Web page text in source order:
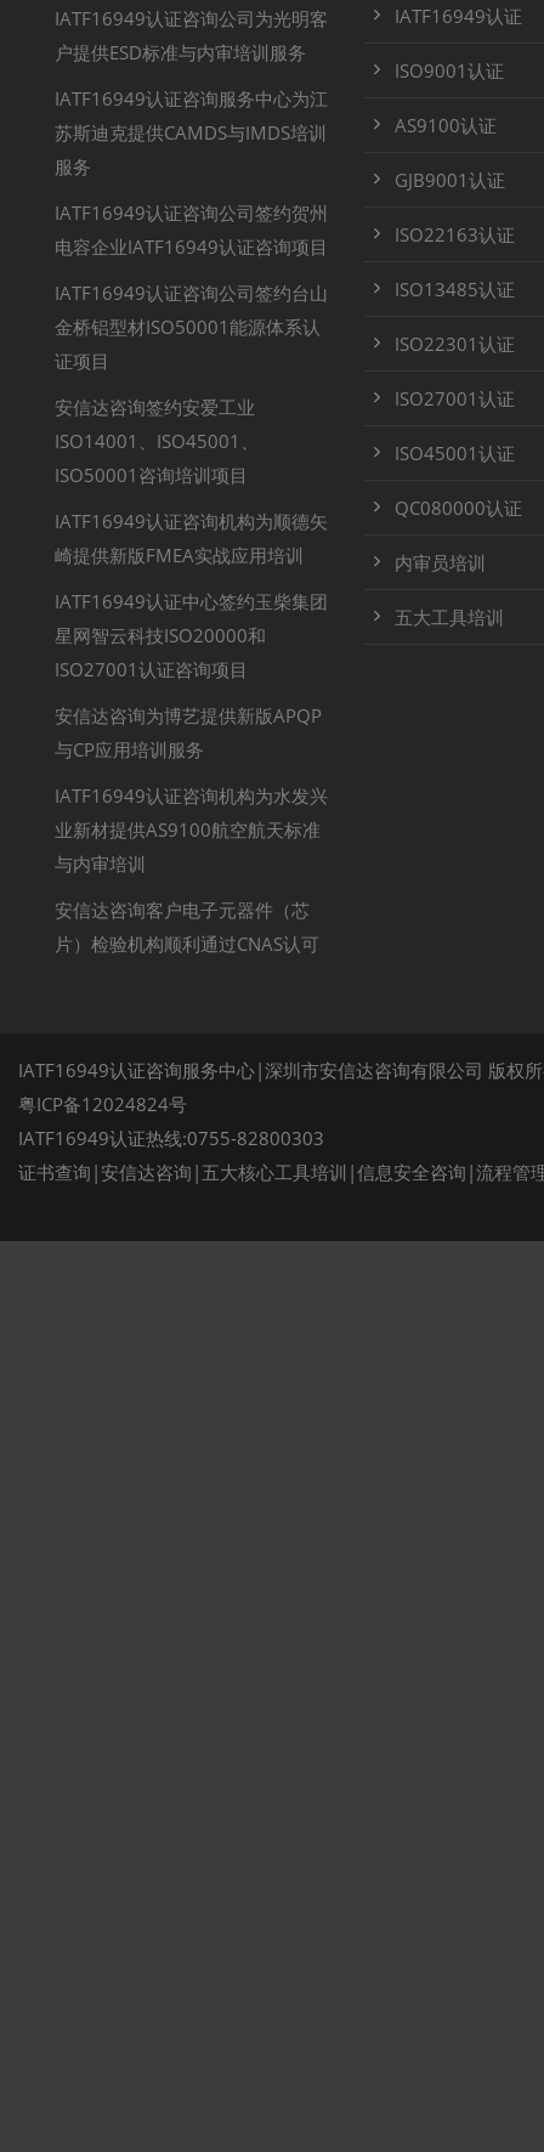
IATF16949认证咨询公司为光明客
户提供ESD标准与内审培训服务
IATF16949认证咨询服务中心为江
苏斯迪克提供CAMDS与IMDS培训
服务
IATF16949认证咨询公司签约贺州
电容企业IATF16949认证咨询项目
IATF16949认证咨询公司签约台山
金桥铝型材ISO50001能源体系认
证项目
安信达咨询签约安爱工业
ISO14001、ISO45001、
ISO50001咨询培训项目
IATF16949认证咨询机构为顺德矢
崎提供新版FMEA实战应用培训
IATF16949认证中心签约玉柴集团
星网智云科技ISO20000和
ISO27001认证咨询项目
安信达咨询为博艺提供新版APQP
与CP应用培训服务
IATF16949认证咨询机构为水发兴
业新材提供AS9100航空航天标准
与内审培训
安信达咨询客户电子元器件（芯
片）检验机构顺利通过CNAS认可
IATF16949认证
ISO9001认证
AS9100认证
GJB9001认证
ISO22163认证
ISO13485认证
ISO22301认证
ISO27001认证
ISO45001认证
QC080000认证
内审员培训
五大工具培训
IATF16949认证咨询服务中心|深圳市安信达咨询有限公司 版权
粤ICP备12024824号
IATF16949认证热线:0755-82800303
证书查询 | 安信达咨询 | 五大核心工具培训 |信息安全咨询 |流程管